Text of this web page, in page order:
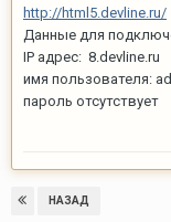
http://html5.devline.ru/
Данные для
IP адрес: 8.devline.ru
имя пользователя:
пароль отсутствует
НАЗАД